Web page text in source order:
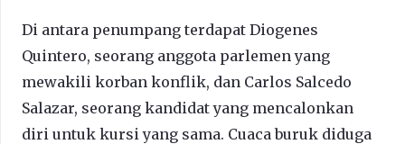
Di antara penumpang terdapat Diogenes
Quintero, seorang anggota parlemen yang
mewakili korban konflik, dan Carlos Salcedo
Salazar, seorang kandidat yang mencalonkan
diri untuk kursi yang sama. Cuaca buruk diduga